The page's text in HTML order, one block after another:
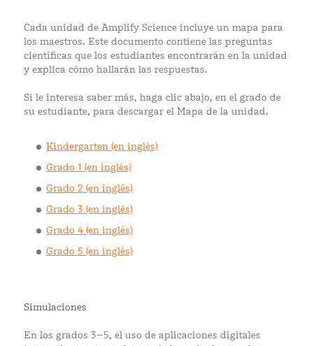
Cada unidad de Amplify Science incluye un mapa para
los maestros. Este documento contiene las preguntas
científicas que los estudiantes encontrarán en la unidad
y explica cómo hallarán las respuestas.
Si le interesa saber más, haga clic abajo, en el grado de
su estudiante, para descargar el Mapa de la unidad.
Kindergarten (en inglés)
Grado 1 (en inglés)
Grado 2 (en inglés)
Grado 3 (en inglés)
Grado 4 (en inglés)
Grado 5 (en inglés)
Simulaciones
En los grados 3–5, el uso de aplicaciones digitales